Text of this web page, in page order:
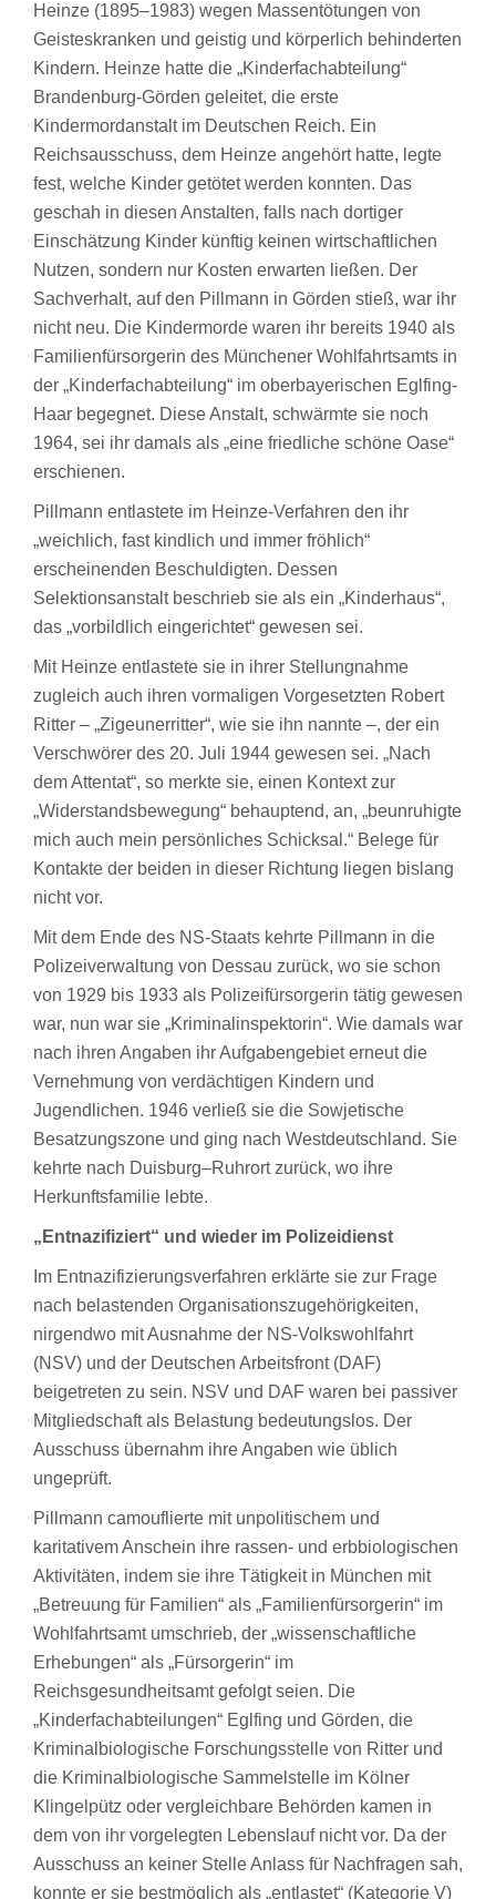
Heinze (1895–1983) wegen Massentötungen von
Geisteskranken und geistig und körperlich behinderten
Kindern. Heinze hatte die „Kinderfachabteilung“
Brandenburg-Görden geleitet, die erste
Kindermordanstalt im Deutschen Reich. Ein
Reichsausschuss, dem Heinze angehört hatte, legte
fest, welche Kinder getötet werden konnten. Das
geschah in diesen Anstalten, falls nach dortiger
Einschätzung Kinder künftig keinen wirtschaftlichen
Nutzen, sondern nur Kosten erwarten ließen. Der
Sachverhalt, auf den Pillmann in Görden stieß, war ihr
nicht neu. Die Kindermorde waren ihr bereits 1940 als
Familienfürsorgerin des Münchener Wohlfahrtsamts in
der „Kinderfachabteilung“ im oberbayerischen Eglfing-
Haar begegnet. Diese Anstalt, schwärmte sie noch
1964, sei ihr damals als „eine friedliche schöne Oase“
erschienen.
Pillmann entlastete im Heinze-Verfahren den ihr
„weichlich, fast kindlich und immer fröhlich“
erscheinenden Beschuldigten. Dessen
Selektionsanstalt beschrieb sie als ein „Kinderhaus“,
das „vorbildlich eingerichtet“ gewesen sei.
Mit Heinze entlastete sie in ihrer Stellungnahme
zugleich auch ihren vormaligen Vorgesetzten Robert
Ritter – „Zigeunerritter“, wie sie ihn nannte –, der ein
Verschwörer des 20. Juli 1944 gewesen sei. „Nach
dem Attentat“, so merkte sie, einen Kontext zur
„Widerstandsbewegung“ behauptend, an, „beunruhigte
mich auch mein persönliches Schicksal.“ Belege für
Kontakte der beiden in dieser Richtung liegen bislang
nicht vor.
Mit dem Ende des NS-Staats kehrte Pillmann in die
Polizeiverwaltung von Dessau zurück, wo sie schon
von 1929 bis 1933 als Polizeifürsorgerin tätig gewesen
war, nun war sie „Kriminalinspektorin“. Wie damals war
nach ihren Angaben ihr Aufgabengebiet erneut die
Vernehmung von verdächtigen Kindern und
Jugendlichen. 1946 verließ sie die Sowjetische
Besatzungszone und ging nach Westdeutschland. Sie
kehrte nach Duisburg–Ruhrort zurück, wo ihre
Herkunftsfamilie lebte.
„Entnazifiziert“ und wieder im Polizeidienst
Im Entnazifizierungsverfahren erklärte sie zur Frage
nach belastenden Organisationszugehörigkeiten,
nirgendwo mit Ausnahme der NS-Volkswohlfahrt
(NSV) und der Deutschen Arbeitsfront (DAF)
beigetreten zu sein. NSV und DAF waren bei passiver
Mitgliedschaft als Belastung bedeutungslos. Der
Ausschuss übernahm ihre Angaben wie üblich
ungeprüft.
Pillmann camouflierte mit unpolitischem und
karitativem Anschein ihre rassen- und erbbiologischen
Aktivitäten, indem sie ihre Tätigkeit in München mit
„Betreuung für Familien“ als „Familienfürsorgerin“ im
Wohlfahrtsamt umschrieb, der „wissenschaftliche
Erhebungen“ als „Fürsorgerin“ im
Reichsgesundheitsamt gefolgt seien. Die
„Kinderfachabteilungen“ Eglfing und Görden, die
Kriminalbiologische Forschungsstelle von Ritter und
die Kriminalbiologische Sammelstelle im Kölner
Klingelpütz oder vergleichbare Behörden kamen in
dem von ihr vorgelegten Lebenslauf nicht vor. Da der
Ausschuss an keiner Stelle Anlass für Nachfragen sah,
konnte er sie bestmöglich als „entlastet“ (Kategorie V)